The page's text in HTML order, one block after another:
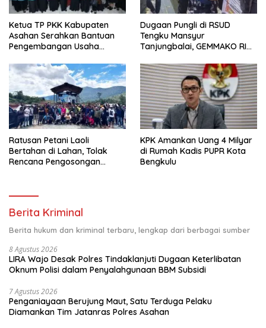
Ketua TP PKK Kabupaten
Asahan Serahkan Bantuan
Pengembangan Usaha
Pemberdayaan dan
Kesejahteraan Keluarga di
Kelurahan Sentang
Dugaan Pungli di RSUD
Tengku Mansyur
Tanjungbalai, GEMMAKO RI
Tuntas
Ratusan Petani Laoli
Bertahan di Lahan, Tolak
Rencana Pengosongan
KPK Amankan Uang 4 Milyar
di Rumah Kadis PUPR Kota
Bengkulu
Berita Kriminal
Berita hukum dan kriminal terbaru, lengkap dari berbagai sumber
8 Agustus 2026
LIRA Wajo Desak Polres Tindaklanjuti Dugaan Keterlibatan
Oknum Polisi dalam Penyalahgunaan BBM Subsidi
7 Agustus 2026
Penganiayaan Berujung Maut, Satu Terduga Pelaku
Diamankan Tim Jatanras Polres Asahan